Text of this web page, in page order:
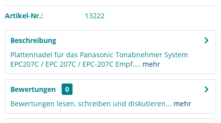
Artikel-Nr.: 13222
Beschreibung
Plattennadel für das Panasonic Tonabnehmer System
EPC207C / EPC 207C / EPC-207C Empf.... mehr
Bewertungen
0
Bewertungen lesen, schreiben und diskutieren... mehr